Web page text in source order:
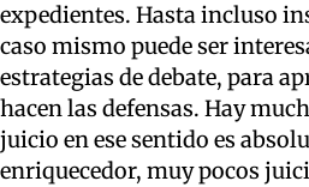
expedientes. Hasta incluso
caso mismo puede ser
estrategias de debate, para
hacen las defensas. Hay
juicio en ese sentido es
enriquecedor, muy pocos